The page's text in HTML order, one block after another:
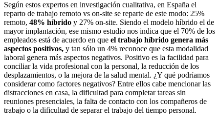
Según estos expertos en investigación cualitativa, en España el
reparto de trabajo remoto vs on-site se reparte de este modo: 25%
remoto, 48% híbrido y 27% on-site. Siendo el modelo híbrido el de
mayor implantación, ese mismo estudio nos indica que el 70% de los
empleados está de acuerdo en que el trabajo híbrido genera más
aspectos positivos, y tan sólo un 4% reconoce que esta modalidad
laboral genera más aspectos negativos. Positivo es la facilidad para
conciliar la vida profesional con la personal, la reducción de los
desplazamientos, o la mejora de la salud mental. ¿Y qué podríamos
considerar como factores negativos? Entre ellos cabe mencionar las
distracciones en casa, la dificultad para completar tareas sin
reuniones presenciales, la falta de contacto con los compañeros de
trabajo o la dificultad de separar el trabajo del tiempo personal.